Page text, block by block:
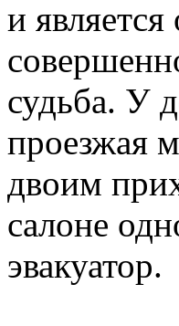
и
судьба. У
проезжая
двоим
салоне
эвакуатор.